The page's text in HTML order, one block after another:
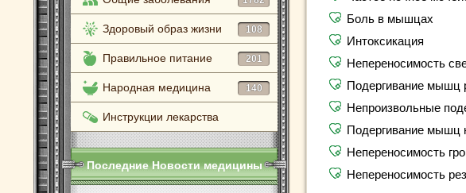
Здоровый образ жизни 108
Правильное питание 201
Народная медицина 140
Инструкции лекарства
Последние Новости медицины
Боль в мышцах
Интоксикация
Непереносимость
Подергивание мышц
Непроизвольные
Подергивание мышц
Непереносимость
Непереносимость